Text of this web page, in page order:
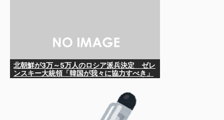
北朝鮮が3万～5万人のロシア派兵決定 ゼレ
ンスキー大統領「韓国が我々に協力すべき」